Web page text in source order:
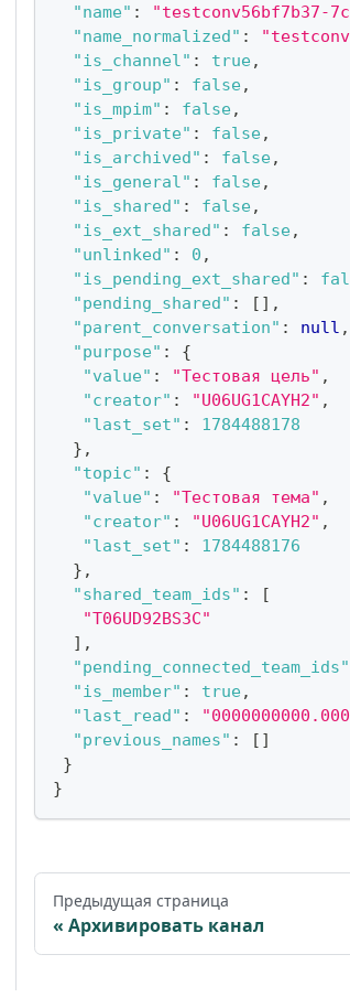
"name" : "testconv56bf7b37-
"name_normalized" :
"is_channel" : true,
"is_group" : false,
"is_mpim" : false,
"is_private" : false,
"is_archived" : false,
"is_general" : false,
"is_shared" : false,
"is_ext_shared" : false,
"unlinked" : 0 ,
"is_pending_ext_shared" :
"pending_shared" : [ ] ,
"parent_conversation" : null ,
"purpose" :
{
"value" : "Тестовая цель" ,
"creator" : "U06UG1CAYH2" ,
"last_set" :
1784488178
} ,
"topic" :
{
"value" : "Тестовая тема" ,
"creator" : "U06UG1CAYH2" ,
"last_set" :
1784488176
} ,
"shared_team_ids" :
[
"T06UD92BS3C"
] ,
"pending_connected_team_ids"
"is_member" : true,
"last_read" :
"previous_names" : [ ]
}
}
Предыдущая страница
Архивировать канал